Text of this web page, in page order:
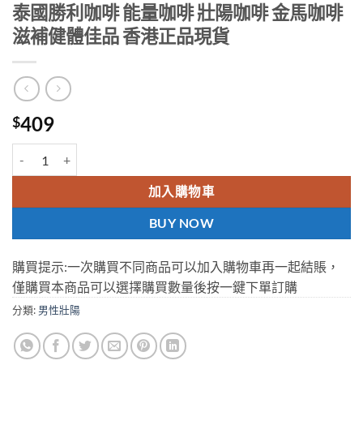
泰國勝利咖啡 能量咖啡 壯陽咖啡 金馬咖啡
滋補健體佳品 香港正品現貨
$409
加入購物車
BUY NOW
購買提示:一次購買不同商品可以加入購物車再一起結賬，
僅購買本商品可以選擇購買數量後按一鍵下單訂購
分類: 男性壯陽